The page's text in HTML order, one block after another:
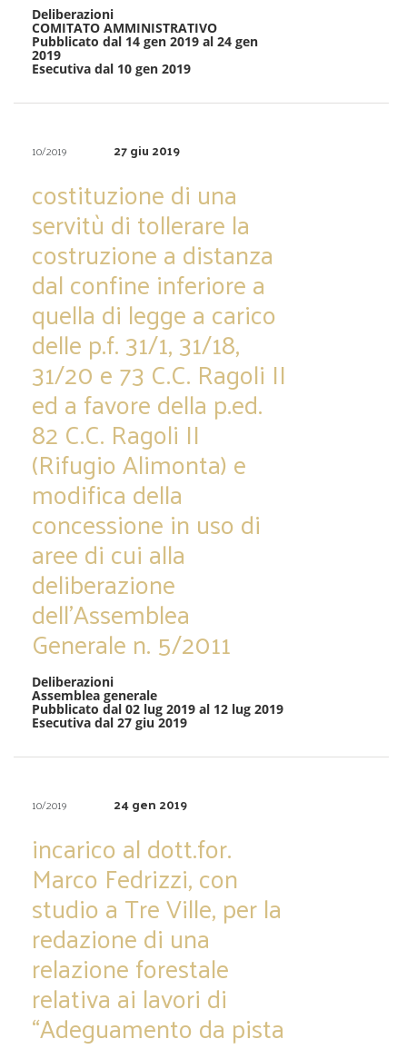
Deliberazioni
COMITATO AMMINISTRATIVO
Pubblicato dal 14 gen 2019 al 24 gen
2019
Esecutiva dal 10 gen 2019
10/2019 27 giu 2019
costituzione di una
servitù di tollerare la
costruzione a distanza
dal confine inferiore a
quella di legge a carico
delle p.f. 31/1, 31/18,
31/20 e 73 C.C. Ragoli II
ed a favore della p.ed.
82 C.C. Ragoli II
(Rifugio Alimonta) e
modifica della
concessione in uso di
aree di cui alla
deliberazione
dell’Assemblea
Generale n. 5/2011
Deliberazioni
Assemblea generale
Pubblicato dal 02 lug 2019 al 12 lug 2019
Esecutiva dal 27 giu 2019
10/2019 24 gen 2019
incarico al dott.for.
Marco Fedrizzi, con
studio a Tre Ville, per la
redazione di una
relazione forestale
relativa ai lavori di
“Adeguamento da pista